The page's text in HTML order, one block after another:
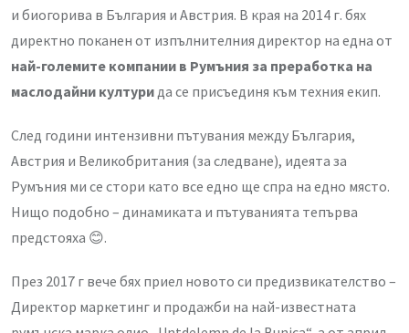
и биогорива в България и Австрия. В края на 2014 г. бях
директно поканен от изпълнителния директор на една от
най-големите компании в Румъния за преработка на
маслодайни културида се присъединя към техния екип.
След години интензивни пътувания между България,
Австрия и Великобритания (за следване), идеята за
Румъния ми се стори като все едно ще спра на едно място.
Нищо подобно – динамиката и пътуванията тепърва
предстояха 😊.
През 2017 г вече бях приел новото си предизвикателство –
Директор маркетинг и продажби на най-известната